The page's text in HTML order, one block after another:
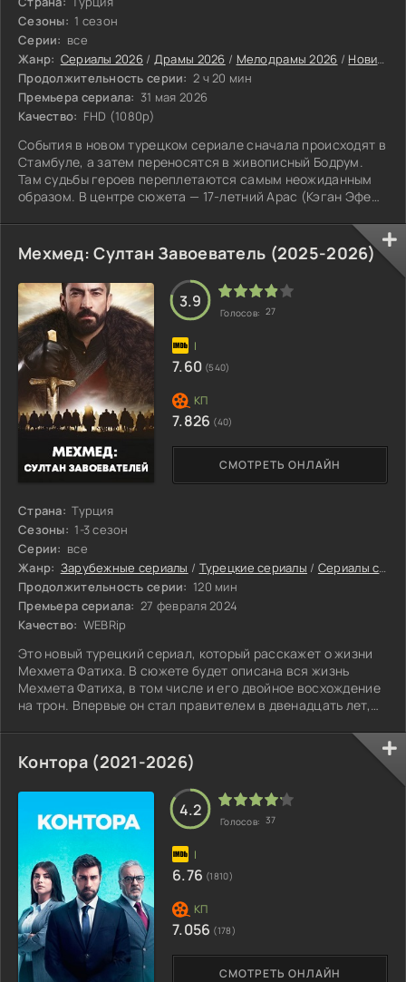
Сезоны: 1 сезон
Серии: все
Жанр: Сериалы 2026 / Драмы 2026 / Мелодрамы 2026 / Новинки сериалов 2026
Продолжительность серии: 2 ч 20 мин
Премьера сериала: 31 мая 2026
Качество: FHD (1080p)
События в новом турецком сериале сначала происходят в
Стамбуле, а затем переносятся в живописный Бодрум.
Там судьбы героев переплетаются самым неожиданным
образом. В центре сюжета — 17-летний Арас (Кэган Эфе
Мехмед: Султан Завоеватель (2025-2026)
Страна: Турция
Сезоны: 1-3 сезон
Серии: все
Жанр: Зарубежные сериалы / Турецкие сериалы / Сериалы с высоким рейтингом
Продолжительность серии: 120 мин
Премьера сериала: 27 февраля 2024
Качество: WEBRip
Это новый турецкий сериал, который расскажет о жизни
Мехмета Фатиха. В сюжете будет описана вся жизнь
Мехмета Фатиха, в том числе и его двойное восхождение
на трон. Впервые он стал правителем в двенадцать лет,
СМОТРЕТЬ ОНЛАЙН
3.9
Голосов: 27
7.60 (540)
7.826 (40)
Контора (2021-2026)
СМОТРЕТЬ ОНЛАЙН
4.2
Голосов: 37
6.76 (1810)
7.056 (178)